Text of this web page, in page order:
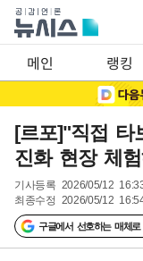
메인 랭킹
[르포]"직접
진화 현장 체험
기사등록 2026/05/12
최종수정 2026/05/12
구글에서 선호하는 매체로